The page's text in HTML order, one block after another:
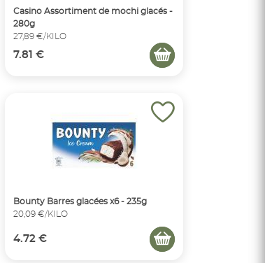
Casino Assortiment de mochi glacés -
280g
27,89 €/KILO
7.81 €
Bounty Barres glacées x6 - 235g
20,09 €/KILO
4.72 €